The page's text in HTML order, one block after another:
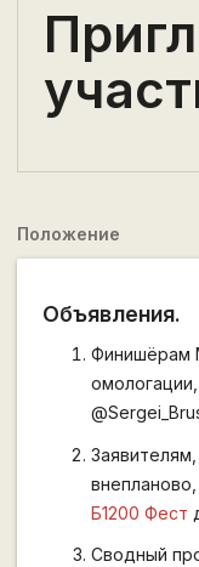
Положение
Объявления.
Финишёрам
Б1200 Фест
Сводный